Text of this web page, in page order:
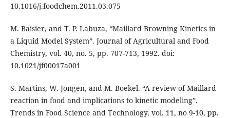
10.1016/j.foodchem.2011.03.075
M. Baisier, and T. P. Labuza, “Maillard Browning Kinetics in
a Liquid Model System”. Journal of Agricultural and Food
Chemistry, vol. 40, no. 5, pp. 707-713, 1992. doi:
10.1021/jf00017a001
S. Martins, W. Jongen, and M. Boekel. “A review of Maillard
reaction in food and implications to kinetic modeling”.
Trends in Food Science and Technology, vol. 11, no 9-10, pp.